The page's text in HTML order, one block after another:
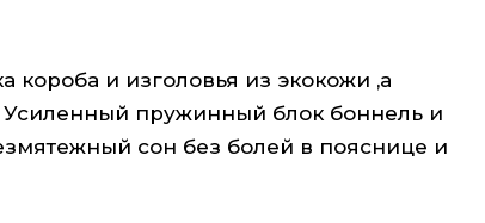
короба и изголовья из экокожи ,а
Усиленный пружинный блок боннель и
сон без болей в пояснице и